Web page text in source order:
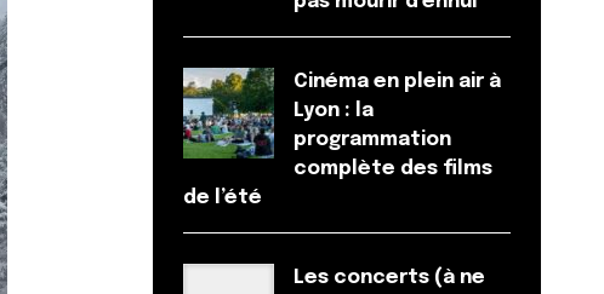
Cinéma en plein air à
Lyon : la
programmation
complète des films
de l’été
Les concerts (à ne